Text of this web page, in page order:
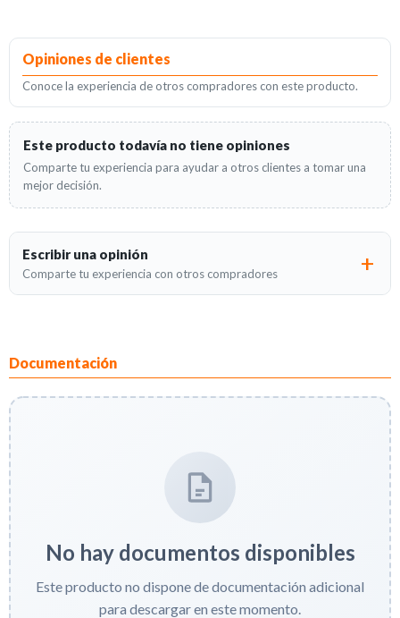
Opiniones de clientes
Conoce la experiencia de otros compradores con este producto.
Este producto todavía no tiene opiniones
Comparte tu experiencia para ayudar a otros clientes a tomar una
mejor decisión.
Escribir una opinión
Comparte tu experiencia con otros compradores
Documentación
No hay documentos disponibles
Este producto no dispone de documentación adicional
para descargar en este momento.